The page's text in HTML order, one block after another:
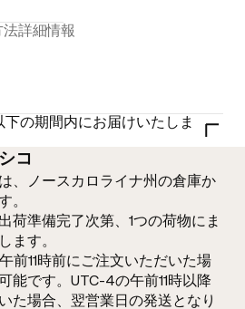
法詳細情報
の期間内にお届けいたしま
コ
、ノースカロライナ州の倉庫か
。
荷準備完了次第、1つの荷物にま
ます。
前11時前にご注文いただいた場
能です。UTC-4の午前11時以降
た場合、翌営業日の発送となり